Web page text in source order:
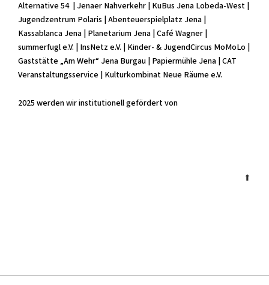
Alternative 54 | Jenaer Nahverkehr | KuBus Jena Lobeda-West |
Jugendzentrum Polaris | Abenteuerspielplatz Jena |
Kassablanca Jena | Planetarium Jena | Café Wagner |
summerfugl e.V. | InsNetz e.V. | Kinder- & JugendCircus MoMoLo |
Gaststätte „Am Wehr“ Jena Burgau | Papiermühle Jena | CAT
Veranstaltungsservice | Kulturkombinat Neue Räume e.V.
2025 werden wir institutionell gefördert von